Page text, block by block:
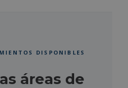
DISPONIBLES
áreas de